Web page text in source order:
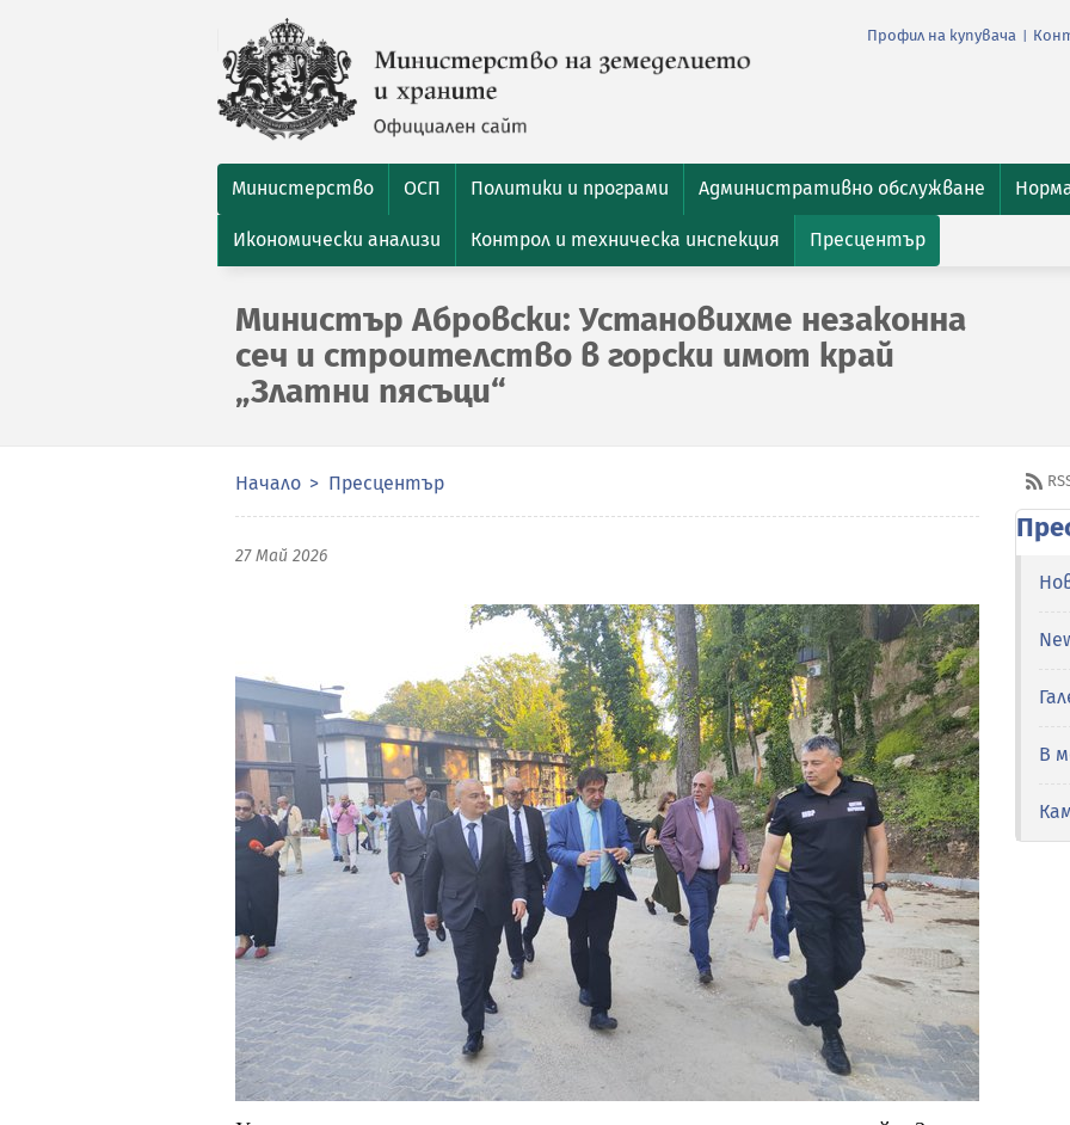
Профил на купувача
Министерство ОСП Политики и програми Административно обслужване
Икономически анализи Контрол и техническа инспекция Пресцентър
Министър Абровски: Установихме незаконна
сеч и строителство в горски имот край
„Златни пясъци“
Начало Пресцентър
27 Май 2026
В